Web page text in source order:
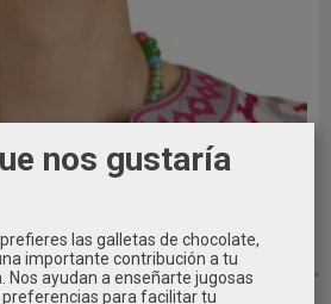
HOJA DORADA LATIDO
nos gustaría
las galletas de chocolate,
importante contribución a tu
Nos ayudan a enseñarte jugosas
para facilitar tu